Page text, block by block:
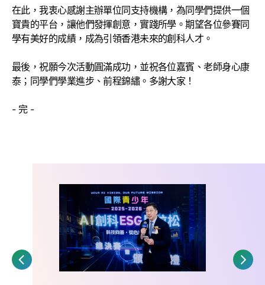
在此，我衷心感謝主辦單位同支持機構，為同學們提供一個
寶貴的平台，讓他們發揮創意，實踐所學。期望各位參賽同
學有美好的成績，成為引領香港未來的創科人才。
最後，祝願今次活動圓滿成功，並祝各位嘉賓、老師身心康
泰；同學們學業進步、前程錦繡。多謝大家！
- 完 -